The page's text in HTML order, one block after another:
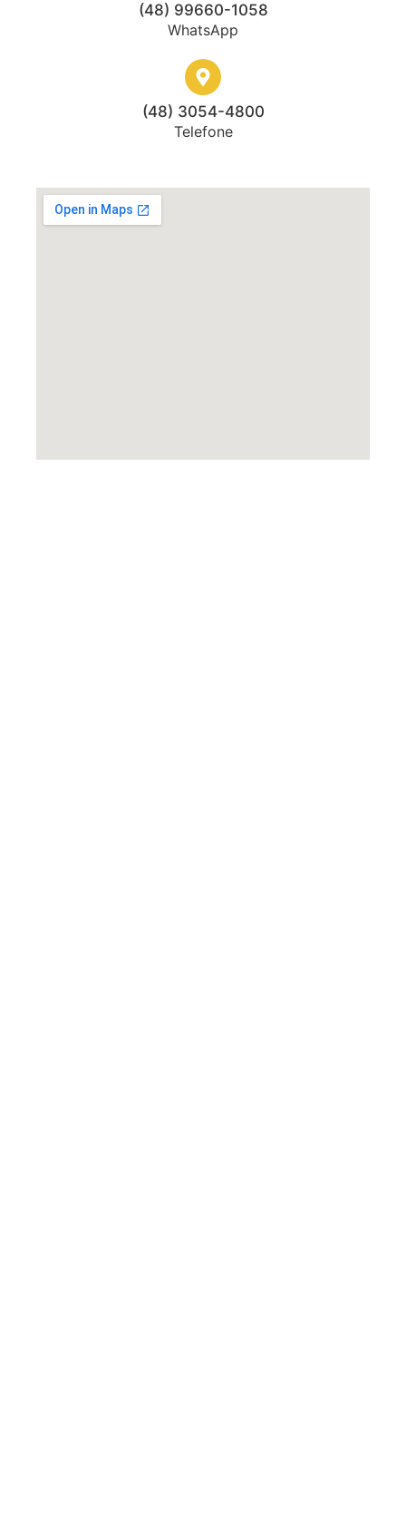
(48) 99660-1058
WhatsApp
(48) 3054-4800
Telefone